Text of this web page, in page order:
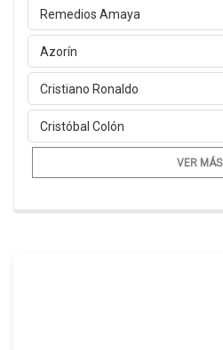
Remedios Amaya
Azorín
Cristiano Ronaldo
Cristóbal Colón
VER